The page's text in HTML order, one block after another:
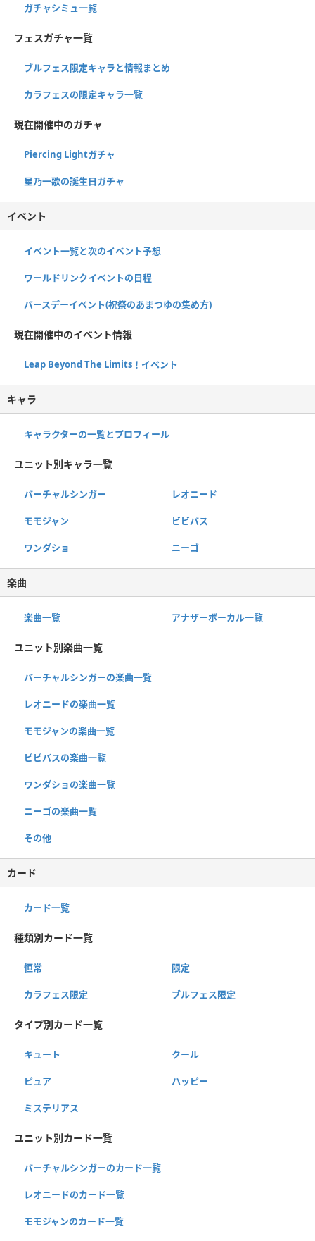
ガチャシミュ一覧
フェスガチャ一覧
ブルフェス限定キャラと情報まとめ
カラフェスの限定キャラ一覧
現在開催中のガチャ
Piercing Lightガチャ
星乃一歌の誕生日ガチャ
イベント
イベント一覧と次のイベント予想
ワールドリンクイベントの日程
バースデーイベント(祝祭のあまつゆの集め方)
現在開催中のイベント情報
Leap Beyond The Limits！イベント
キャラ
キャラクターの一覧とプロフィール
ユニット別キャラ一覧
バーチャルシンガー レオニード
モモジャン ビビバス
ワンダショ ニーゴ
楽曲
楽曲一覧 アナザーボーカル一覧
ユニット別楽曲一覧
バーチャルシンガーの楽曲一覧
レオニードの楽曲一覧
モモジャンの楽曲一覧
ビビバスの楽曲一覧
ワンダショの楽曲一覧
ニーゴの楽曲一覧
その他
カード
カード一覧
種類別カード一覧
恒常 限定
カラフェス限定 ブルフェス限定
タイプ別カード一覧
キュート クール
ピュア ハッピー
ミステリアス
ユニット別カード一覧
バーチャルシンガーのカード一覧
レオニードのカード一覧
モモジャンのカード一覧